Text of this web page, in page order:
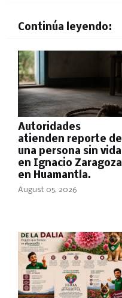
Continúa leyendo:
Autoridades
atienden reporte de
una persona sin vida
en Ignacio Zaragoza
en Huamantla.
August 05, 2026